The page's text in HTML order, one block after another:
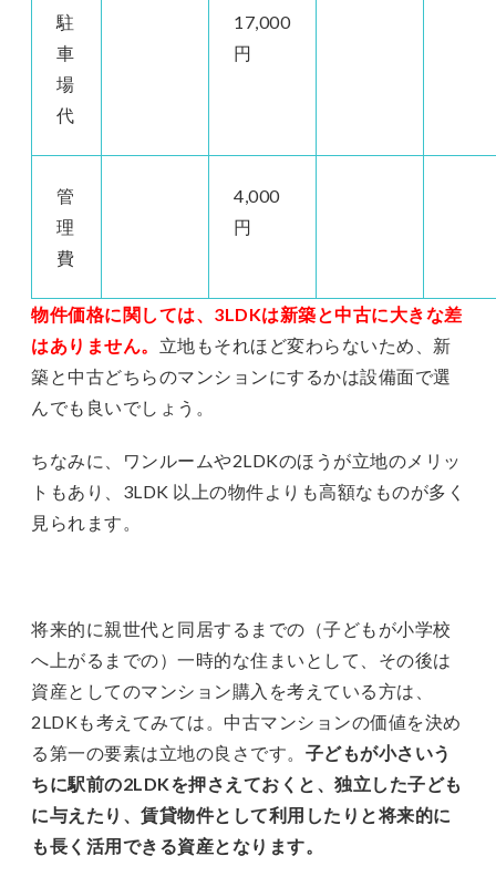
駐
車
場
代
17,000
円
管
理
費
4,000
円
物件価格に関しては、3LDKは新築と中古に大きな差
はありません。 立地もそれほど変わらないため、新
築と中古どちらのマンションにするかは設備面で選
んでも良いでしょう。
ちなみに、ワンルームや2LDKのほうが立地のメリッ
トもあり、3LDK 以上の物件よりも高額なものが多く
見られます。
将来的に親世代と同居するまでの（子どもが小学校
へ上がるまでの）一時的な住まいとして、その後は
資産としてのマンション購入を考えている方は、
2LDKも考えてみては。中古マンションの価値を決め
る第一の要素は立地の良さです。 子どもが小さいう
ちに駅前の2LDKを押さえておくと、独立した子ども
に与えたり、賃貸物件として利用したりと将来的に
も長く活用できる資産となります。